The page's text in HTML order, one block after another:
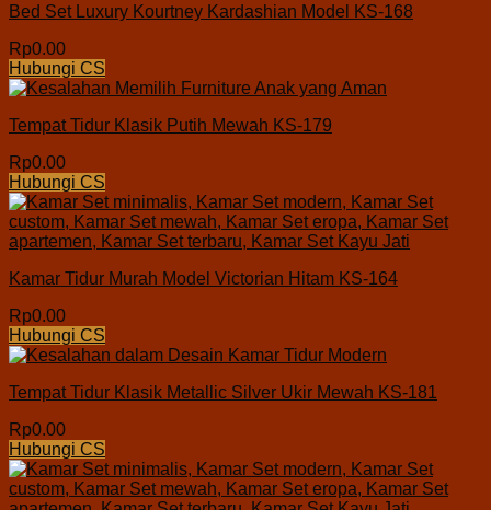
Bed Set Luxury Kourtney Kardashian Model KS-168
Rp0.00
Hubungi CS
Tempat Tidur Klasik Putih Mewah KS-179
Rp0.00
Hubungi CS
Kamar Tidur Murah Model Victorian Hitam KS-164
Rp0.00
Hubungi CS
Tempat Tidur Klasik Metallic Silver Ukir Mewah KS-181
Rp0.00
Hubungi CS